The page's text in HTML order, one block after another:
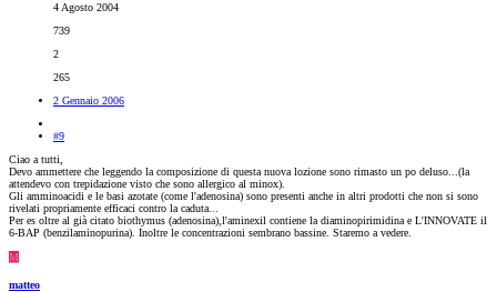
4 Agosto 2004
739
2
265
2 Gennaio 2006
#9
Ciao a tutti,
Devo ammettere che leggendo la composizione di questa nuova lozione sono rimasto un po deluso...(la
attendevo con trepidazione visto che sono allergico al minox).
Gli amminoacidi e le basi azotate (come l'adenosina) sono presenti anche in altri prodotti che non si sono
rivelati propriamente efficaci contro la caduta...
Per es oltre al già citato biothymus (adenosina),l'aminexil contiene la diaminopirimidina e L'INNOVATE il
6-BAP (benzilaminopurina). Inoltre le concentrazioni sembrano bassine. Staremo a vedere.
M
matteo